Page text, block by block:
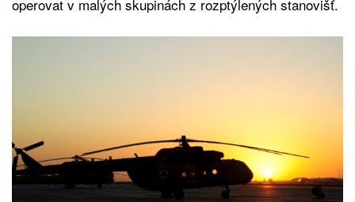
operovat v malých skupinách z rozptýlených stanovišť.